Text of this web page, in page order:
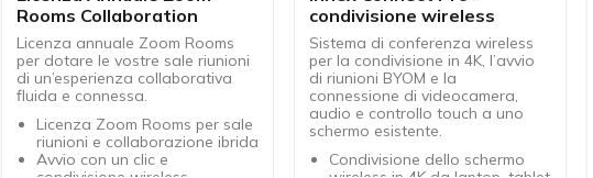
Rooms Collaboration
Licenza annuale Zoom Rooms
per dotare le vostre sale riunioni
di un’esperienza collaborativa
fluida e connessa.
Licenza Zoom Rooms per sale
riunioni e collaborazione ibrida
Avvio con un clic e
condivisione wireless
Sistema di conferenza wireless
per la condivisione in 4K, l’avvio
di riunioni BYOM e la
connessione di videocamera,
audio e controllo touch a uno
schermo esistente.
Condivisione dello schermo